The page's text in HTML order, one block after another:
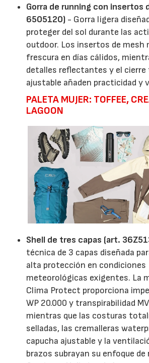
Gorra de running con insertos
6505120) - Gorra ligera
proteger del sol durante las
outdoor. Los insertos de mesh
frescura en días cálidos,
detalles reflectantes y el cierre
ajustable añaden practicidad y
PALETA MUJER: TOFFEE,
LAGOON
Shell de tres capas (art.
técnica de 3 capas diseñada
alta protección en condiciones
meteorológicas exigentes. La
Clima Protect proporciona
WP 20.000 y transpirabilidad
mientras que las costuras
selladas, las cremalleras
capucha ajustable y la
brazos subrayan su enfoque